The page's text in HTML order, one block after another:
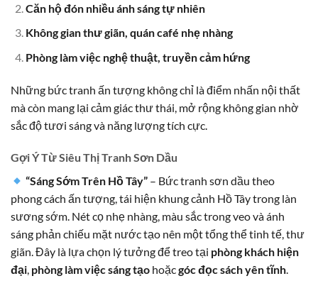
Căn hộ đón nhiều ánh sáng tự nhiên
Không gian thư giãn, quán café nhẹ nhàng
Phòng làm việc nghệ thuật, truyền cảm hứng
Những bức tranh ấn tượng không chỉ là điểm nhấn nội thất
mà còn mang lại cảm giác thư thái, mở rộng không gian nhờ
sắc độ tươi sáng và năng lượng tích cực.
Gợi Ý Từ Siêu Thị Tranh Sơn Dầu
“Sáng Sớm Trên Hồ Tây” – Bức tranh sơn dầu theo
phong cách ấn tượng, tái hiện khung cảnh Hồ Tây trong làn
sương sớm. Nét cọ nhẹ nhàng, màu sắc trong veo và ánh
sáng phản chiếu mặt nước tạo nên một tổng thể tinh tế, thư
giãn. Đây là lựa chọn lý tưởng để treo tại phòng khách hiện
đại, phòng làm việc sáng tạo hoặcgóc đọc sách yên tĩnh.